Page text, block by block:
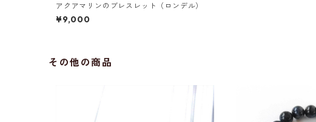
アクアマリンのブレスレット（ロンデル）
¥9,000
その他の商品